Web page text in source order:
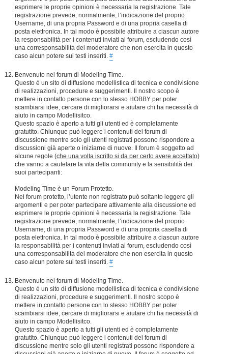
esprimere le proprie opinioni è necessaria la registrazione. Tale
registrazione prevede, normalmente, l’indicazione del proprio
Username, di una propria Password e di una propria casella di
posta elettronica. In tal modo è possibile attribuire a ciascun autore
la responsabilità per i contenuti inviati ai forum, escludendo così
una corresponsabilità del moderatore che non esercita in questo
caso alcun potere sui testi inseriti. #
Benvenuto nel forum di Modeling Time.
Questo è un sito di diffusione modellistica di tecnica e condivisione
di realizzazioni, procedure e suggerimenti. Il nostro scopo è
mettere in contatto persone con lo stesso HOBBY per poter
scambiarsi idee, cercare di migliorarsi e aiutare chi ha necessità di
aiuto in campo Modellisitco.
Questo spazio è aperto a tutti gli utenti ed è completamente
gratutito. Chiunque può leggere i contenuti del forum di
discussione mentre solo gli utenti registrati possono rispondere a
discussioni già aperte o iniziarne di nuove. Il forum è soggetto ad
alcune regole (che una volta iscritto si da per certo avere accettato)
che vanno a cautelare la vita della community e la sensibilità dei
suoi partecipanti:
Modeling Time è un Forum Protetto.
Nel forum protetto, l’utente non registrato può soltanto leggere gli
argomenti e per poter partecipare attivamente alla discussione ed
esprimere le proprie opinioni è necessaria la registrazione. Tale
registrazione prevede, normalmente, l’indicazione del proprio
Username, di una propria Password e di una propria casella di
posta elettronica. In tal modo è possibile attribuire a ciascun autore
la responsabilità per i contenuti inviati ai forum, escludendo così
una corresponsabilità del moderatore che non esercita in questo
caso alcun potere sui testi inseriti. #
Benvenuto nel forum di Modeling Time.
Questo è un sito di diffusione modellistica di tecnica e condivisione
di realizzazioni, procedure e suggerimenti. Il nostro scopo è
mettere in contatto persone con lo stesso HOBBY per poter
scambiarsi idee, cercare di migliorarsi e aiutare chi ha necessità di
aiuto in campo Modellisitco.
Questo spazio è aperto a tutti gli utenti ed è completamente
gratutito. Chiunque può leggere i contenuti del forum di
discussione mentre solo gli utenti registrati possono rispondere a